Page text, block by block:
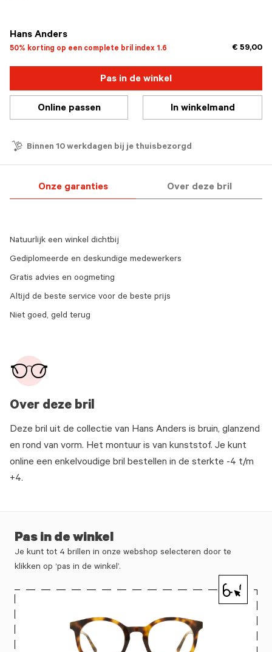
Hans Anders
50% korting op een complete bril index 1.6 € 59,00
Pas in de winkel
Online passen In winkelmand
Binnen 10 werkdagen bij je thuisbezorgd
Onze garanties Over deze bril
Over deze bril
Deze bril uit de collectie van Hans Anders is bruin, glanzend
en rond van vorm. Het montuur is van kunststof. Je kunt
online een enkelvoudige bril bestellen in de sterkte -4 t/m
+4.
Natuurlijk een winkel dichtbij
Gediplomeerde en deskundige medewerkers
Gratis advies en oogmeting
Altijd de beste service voor de beste prijs
Niet goed, geld terug
Pas in de winkel
Je kunt tot 4 brillen in onze webshop selecteren door te
klikken op ‘pas in de winkel’.